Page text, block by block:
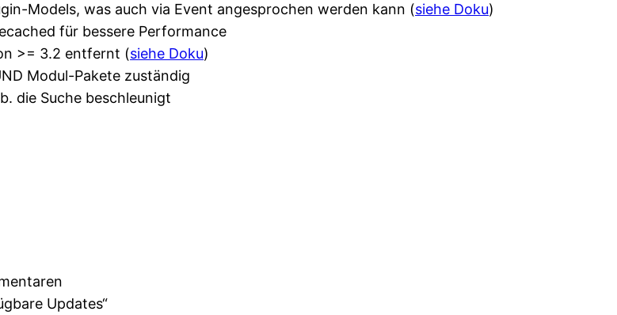
Models, was auch via Event angesprochen werden kann (siehe Doku)
für bessere Performance
>= 3.2 entfernt (siehe Doku)
Modul-Pakete zuständig
die Suche beschleunigt
Updates“